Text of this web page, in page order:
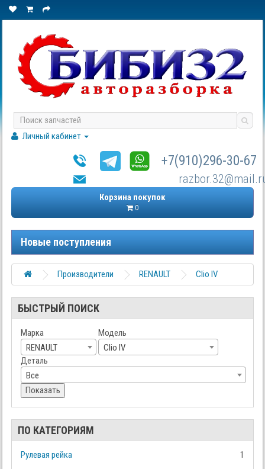
Личный кабинет
+7(910)296-30-67
Корзина покупок
0
Новые поступления
Производители RENAULT Clio IV
БЫСТРЫЙ ПОИСК
Марка
RENAULT
Модель
Clio IV
Деталь
Все
Показать
ПО КАТЕГОРИЯМ
Рулевая рейка 1